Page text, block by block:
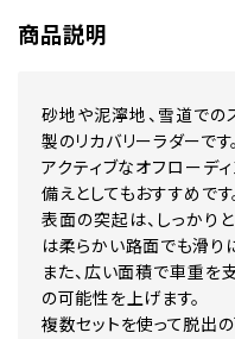
商品説明
砂地や泥濘地、雪道での
製のリカバリーラダーです。
アクティブなオフローデ
備えとしてもおすすめです
表面の突起は、しっかり
は柔らかい路面でも滑りに
また、広い面積で車重を
の可能性を上げます。
複数セットを使って脱出